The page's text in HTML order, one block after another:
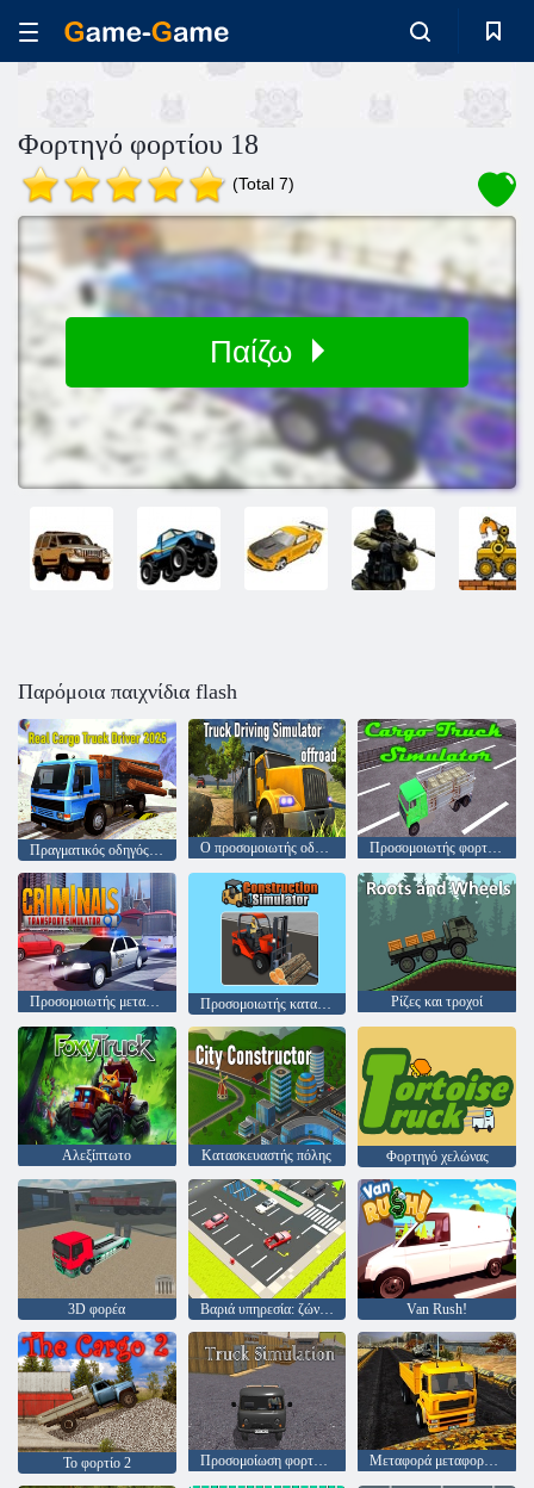
Φορτηγό φορτίου 18
(Total 7)
Παίζω
Παρόμοια παιχνίδια flash
Πραγματικός οδηγός φορτηγού φορτίου 2025 Ο προσομοιωτής οδήγησης φορτηγών εκτός δρόμου Προσομοιωτής φορτηγών
Προσομοιωτής μεταφοράς εγκληματιών Προσομοιωτής κατασκευής Ρίζες και τροχοί
Αλεξίπτωτο Κατασκευαστής πόλης Φορτηγό χελώνας
3D φορέα Βαριά υπηρεσία: ζώνη οχημάτων Van Rush!
Το φορτίο 2 Προσομοίωση φορτηγών Μεταφορά μεταφοράς φορτηγών μακράς ρυμουλκίας